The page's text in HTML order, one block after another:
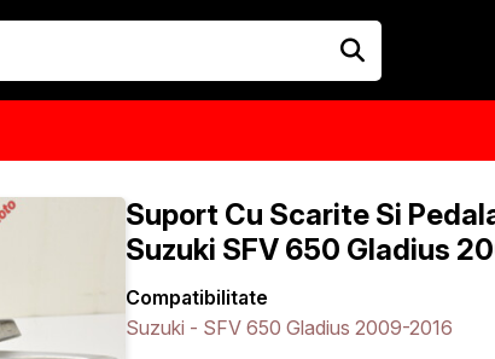
Suport Cu Scarite Si
Suzuki SFV 650 Gladius
Compatibilitate
Suzuki - SFV 650 Gladius 2009-2016